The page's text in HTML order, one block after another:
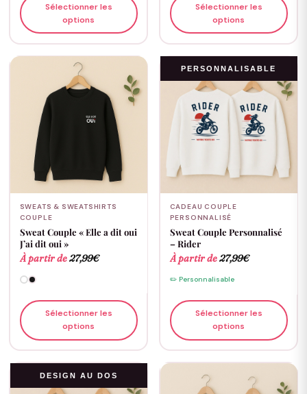
Sélectionner les
options
Sélectionner les
options
SWEATS & SWEATSHIRTS
COUPLE
Sweat Couple « Elle a dit oui
J’ai dit oui »
À partir de27,99€
Sélectionner les
options
PERSONNALISABLE
CADEAU COUPLE
PERSONNALISÉ
Sweat Couple Personnalisé
– Rider
À partir de27,99€
✏️ Personnalisable
Sélectionner les
options
DESIGN AU DOS